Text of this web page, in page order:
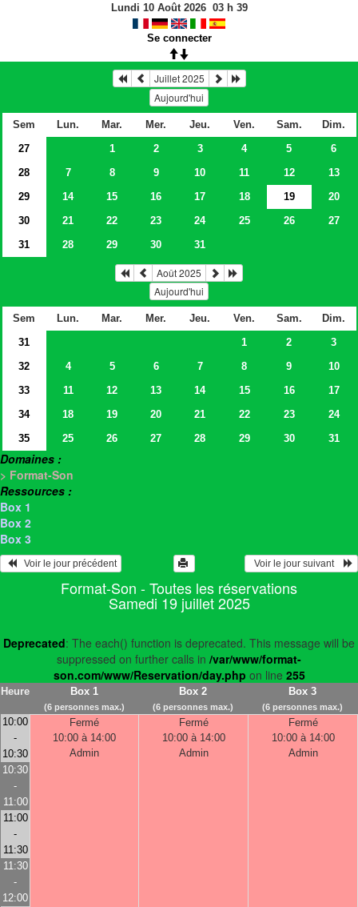
Lundi 10 Août 2026 03h 39
Se connecter
Juillet 2025
Aujourd'hui
Sem Lun. Mar. Mer. Jeu. Ven. Sam.
Dim.
27
1 2 3 4 5
6
28
7 8 9 10 11 12
13
29
14 15 16 17 18 19
20
30
21 22 23 24 25 26
27
31
28 29 30 31
Août 2025
Aujourd'hui
Sem Lun. Mar. Mer. Jeu. Ven. Sam.
Dim.
31
1 2
3
32
4 5 6 7 8 9
10
33
11 12 13 14 15 16
17
34
18 19 20 21 22 23
24
35
25 26 27 28 29 30 31
Domaines :
> Format-Son
Ressources :
Box 1
Box 2
Box 3
   Voir le jour précédent
  Voir le jour suivant
Format-Son - Toutes les réservations
Samedi 19 juillet 2025
Deprecated: The each() function is deprecated. This message will be
suppressed on further calls in /var/www/format-
son.com/www/Reservation/day.php on line 255
Heure Box 1
(6 personnes max.)
Box 2
(6 personnes max.)
Box 3
(6 personnes max.)
10:00
-
10:30
Fermé
10:00 à 14:00
Admin
Fermé
10:00 à 14:00
Admin
Fermé
10:00 à 14:00
Admin
10:30
-
11:00
11:00
-
11:30
11:30
-
12:00